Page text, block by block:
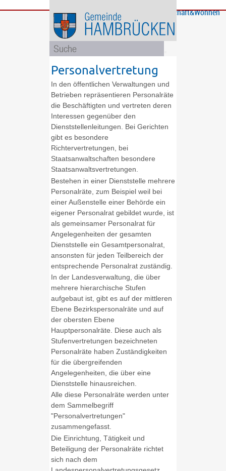
Bürgerservice
GemeindeBildung
und
Soziales
Rathaus
und
Politik
Wirtschaft&Wohnen
Personalvertretung
In den öffentlichen Verwaltungen und
Betrieben repräsentieren Personalräte
die Beschäftigten und vertreten deren
Interessen gegenüber den
Dienststellenleitungen. Bei Gerichten
gibt es besondere
Richtervertretungen, bei
Staatsanwaltschaften besondere
Staatsanwaltsvertretungen.
Bestehen in einer Dienststelle mehrere
Personalräte, zum Beispiel weil bei
einer Außenstelle einer Behörde ein
eigener Personalrat gebildet wurde, ist
als gemeinsamer Personalrat für
Angelegenheiten der gesamten
Dienststelle ein Gesamtpersonalrat,
ansonsten für jeden Teilbereich der
entsprechende Personalrat zuständig.
In der Landesverwaltung, die über
mehrere hierarchische Stufen
aufgebaut ist, gibt es auf der mittleren
Ebene Bezirkspersonalräte und auf
der obersten Ebene
Hauptpersonalräte. Diese auch als
Stufenvertretungen bezeichneten
Personalräte haben Zuständigkeiten
für die übergreifenden
Angelegenheiten, die über eine
Dienststelle hinausreichen.
Alle diese Personalräte werden unter
dem Sammelbegriff
"Personalvertretungen"
zusammengefasst.
Die Einrichtung, Tätigkeit und
Beteiligung der Personalräte richtet
sich nach dem